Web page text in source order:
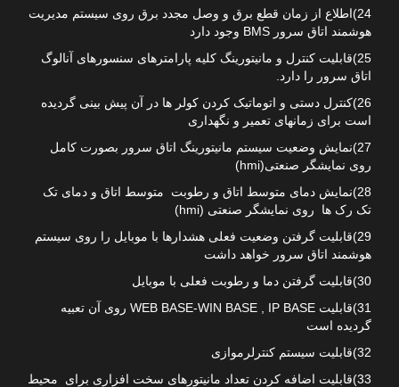
24)اطلاع از زمان قطع برق و وصل مجدد برق روی سیستم مدیریت
هوشمند اتاق سرور BMS وجود دارد
25)قابلیت کنترل و مانیتورینگ کلیه پارامترهای سنسورهای آنالوگ
اتاق سرور را دارد.
26)کنترل دستی و اتوماتیک کردن کولر ها در آن پیش بینی گردیده
است برای زمانهای تعمیر و نگهداری
27)نمایش وضعیت سیستم مانیتورینگ اتاق سرور بصورت کامل
روی نمایشگر صنعتی(hmi)
28)نمایش دمای متوسط اتاق و رطوبت متوسط اتاق و دمای تک
تک رک ها روی نمایشگر صنعتی (hmi)
29)قابلیت گرفتن وضعیت فعلی هشدارها با موبایل را روی سیستم
هوشمند اتاق سرور خواهد داشت
30)قابلیت گرفتن دما و رطوبت فعلی با موبایل
31)قابلیت WEB BASE-WIN BASE , IP BASE روی آن تعبیه
گردیده است
32)قابلیت سیستم کنترلرموازی
33)قابلیت اضافه کردن تعداد مانیتورهای سخت افزاری برای محیط